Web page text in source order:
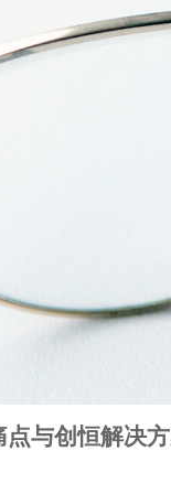
与创恒解决